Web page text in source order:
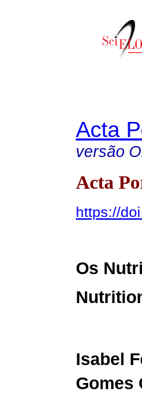
Acta
versão
Acta
https://
Os
Isabel
Gomes